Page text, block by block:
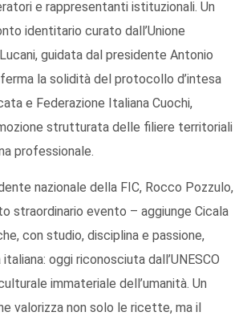
e rappresentanti istituzionali. Un
identitario curato dall’Unione
guidata dal presidente Antonio
la solidità del protocollo d’intesa
e Federazione Italiana Cuochi,
strutturata delle filiere territoriali
professionale.
nazionale della FIC, Rocco Pozzulo,
straordinario evento – aggiunge Cicala
con studio, disciplina e passione,
oggi riconosciuta dall’UNESCO
immateriale dell’umanità. Un
valorizza non solo le ricette, ma il